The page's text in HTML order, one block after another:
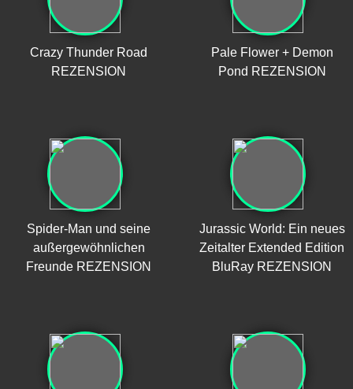
Crazy Thunder Road
REZENSION
Pale Flower + Demon
Pond REZENSION
Spider-Man und seine
außergewöhnlichen
Freunde REZENSION
Jurassic World: Ein neues
Zeitalter Extended Edition
BluRay REZENSION